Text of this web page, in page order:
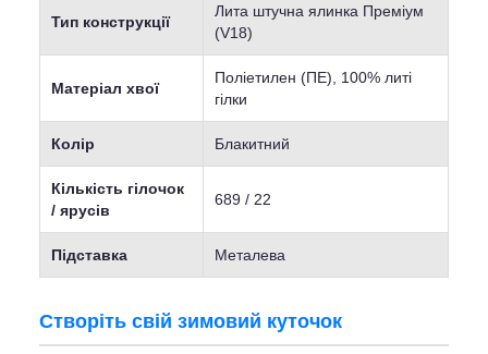
Тип конструкції
Лита штучна ялинка Преміум
(V18)
Матеріал хвої
Поліетилен (ПЕ), 100% литі
гілки
Колір Блакитний
Кількість гілочок
/ ярусів
689 / 22
Підставка Металева
Створіть свій зимовий куточок